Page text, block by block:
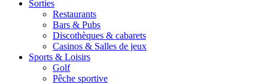
Sorties
Restaurants
Bars & Pubs
Discothèques & cabarets
Casinos & Salles de jeux
Sports & Loisirs
Golf
Pêche sportive